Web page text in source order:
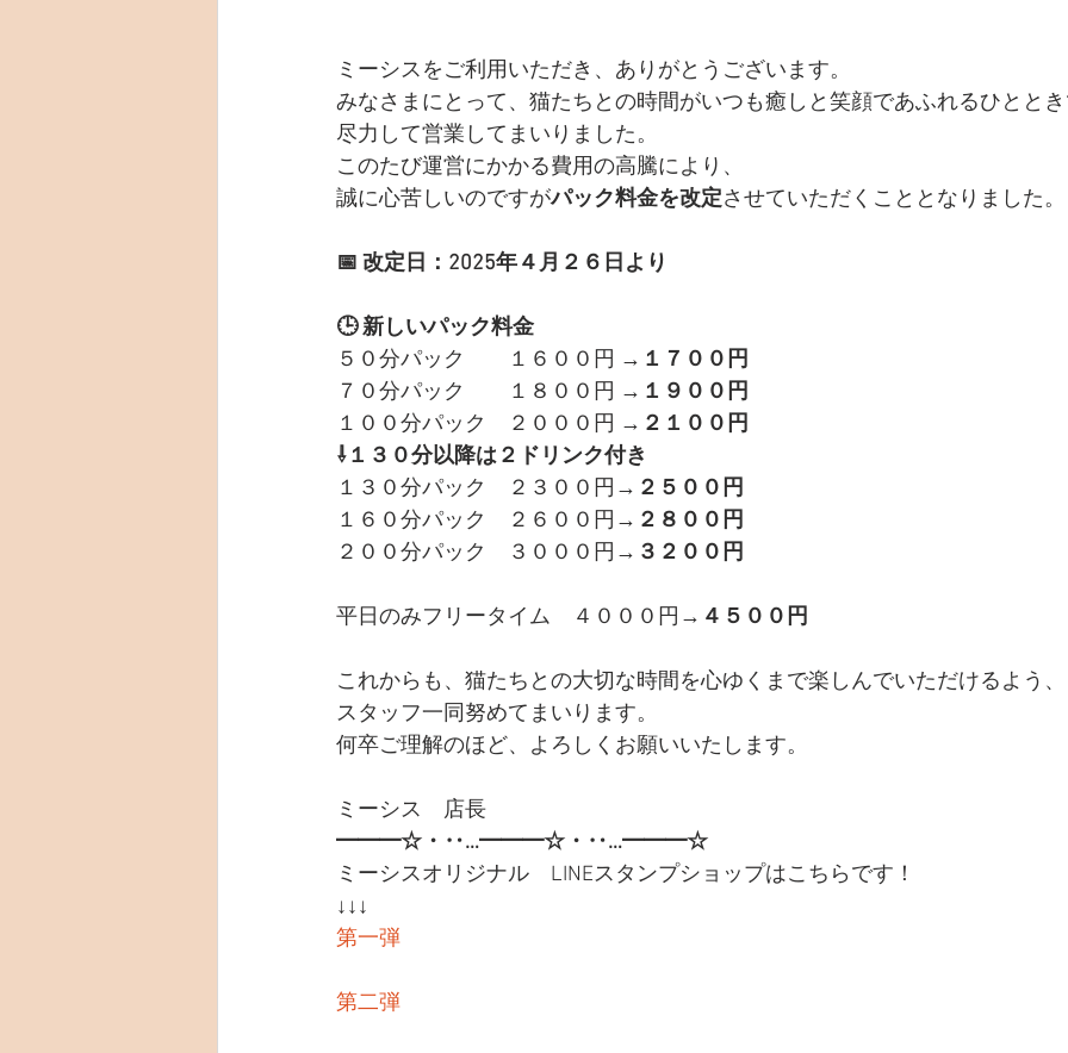
ミーシスをご利用いただき、ありがとうございます。
みなさまにとって、猫たちとの時間がいつも癒しと笑顔であふれるひととき
尽力して営業してまいりました。
このたび運営にかかる費用の高騰により、
誠に心苦しいのですがパック料金を改定させていただくこととなりました。
📅 改定日：2025年４月２６日より
🕒 新しいパック料金
５０分パック　　１６００円 → １７００円
７０分パック　　１８００円 → １９００円
１００分パック　２０００円 → ２１００円
⇩１３０分以降は２ドリンク付き
１３０分パック　２３００円→ ２５００円
１６０分パック　２６００円→ ２８００円
２００分パック　３０００円→ ３２００円
平日のみフリータイム　４０００円→ ４５００円
これからも、猫たちとの大切な時間を心ゆくまで楽しんでいただけるよう、
スタッフ一同努めてまいります。
何卒ご理解のほど、よろしくお願いいたします。
ミーシス　店長
━━━☆・‥…━━━☆・‥…━━━☆
ミーシスオリジナル　LINEスタンプショップはこちらです！
↓↓↓
第一弾
第二弾